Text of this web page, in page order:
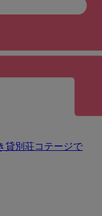
貸別荘コテージで